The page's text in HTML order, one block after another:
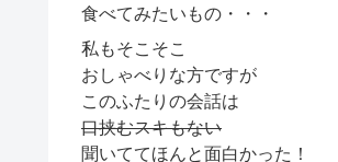
食べてみたいもの・・・
私もそこそこ
おしゃべりな方ですが
このふたりの会話は
口挟むスキもない
聞いててほんと面白かった！